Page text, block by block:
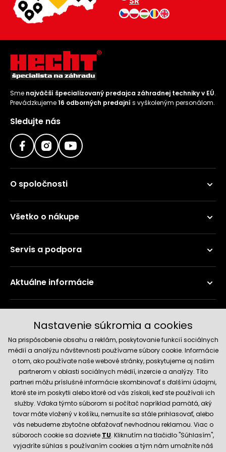
Sme najväčší špecializovaný predajca záhradnej techniky v EÚ.
Prevádzkujeme16 odborných predajní s vyškoleným personálom.
Sledujte nás
O spoločnosti
Všetko o nákupe
Servis a podpora
Aktuálne informácie
Spoľahlivý obchod
Nastavenie súkromia a cookies
Na prispôsobenie obsahu a reklám, poskytovanie funkcií sociálnych
médií a analýzu návštevnosti používame súbory cookie. Informácie
o tom, ako používate naše webové stránky, poskytujeme aj našim
partnerom v oblasti sociálnych médií, inzercie a analýzy. Títo
partneri môžu príslušné informácie skombinovať s ďalšími údajmi,
ktoré ste im poskytli alebo ktoré od vás získali, keď ste používali ich
služby. Vďaka týmto súborom si počítač napríklad pamätá, aký
tovar máte vložený v košíku, nemusíte sa stále prihlasovať, alebo
vás nebudeme zbytočne obťažovať nevhodnou reklamou. Viac o
súboroch cookie sa dozviete TU. Kliknutím na tlačidlo "Súhlasím",
vyjadríte súhlas s používaním cookies a tým nám umožníte náš